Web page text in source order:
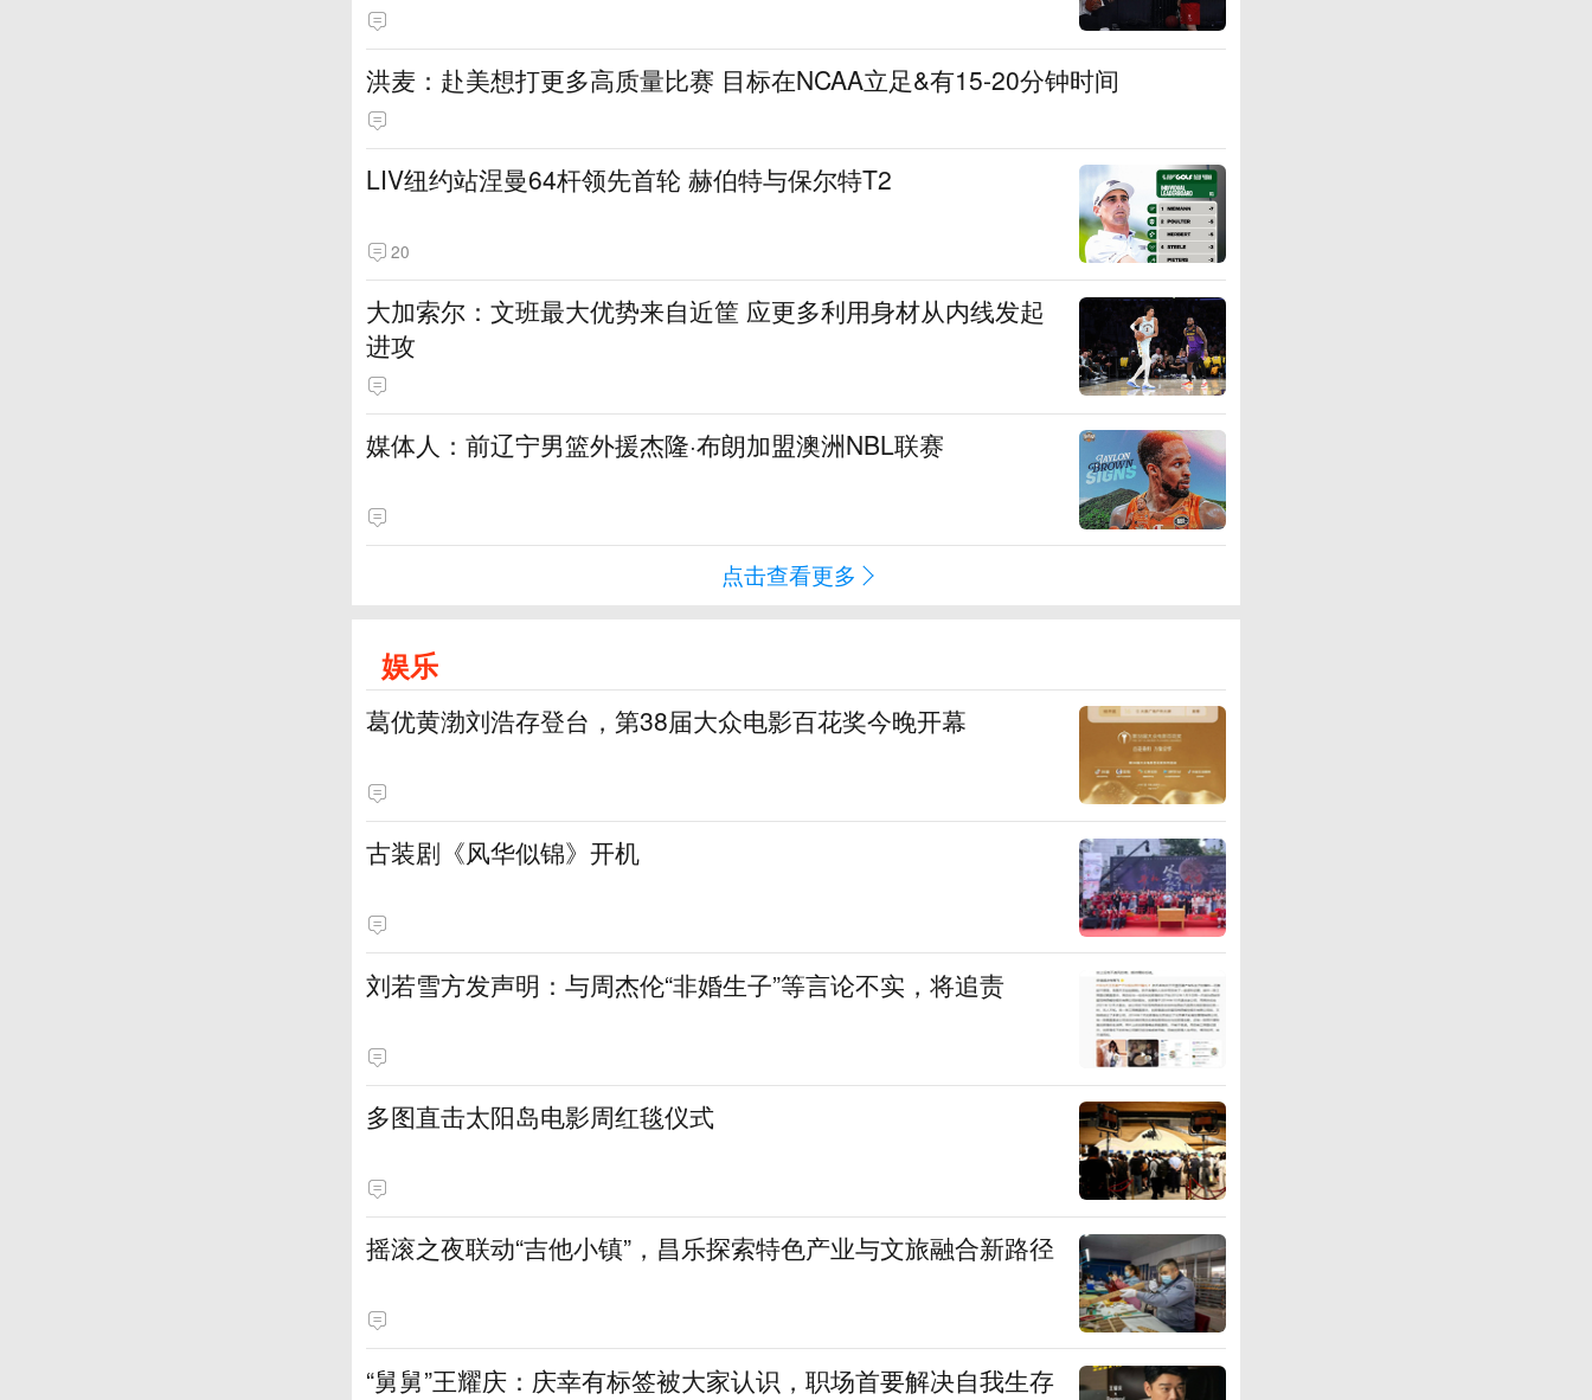
洪麦：赴美想打更多高质量比赛 目标在NCAA立足&有15-20分钟时间
LIV纽约站涅曼64杆领先首轮 赫伯特与保尔特T2
20
大加索尔：文班最大优势来自近筐 应更多利用身材从内线发起
进攻
媒体人：前辽宁男篮外援杰隆·布朗加盟澳洲NBL联赛
点击查看更多
娱乐
葛优黄渤刘浩存登台，第38届大众电影百花奖今晚开幕
古装剧《风华似锦》开机
刘若雪方发声明：与周杰伦“非婚生子”等言论不实，将追责
多图直击太阳岛电影周红毯仪式
摇滚之夜联动“吉他小镇”，昌乐探索特色产业与文旅融合新路径
“舅舅”王耀庆：庆幸有标签被大家认识，职场首要解决自我生存